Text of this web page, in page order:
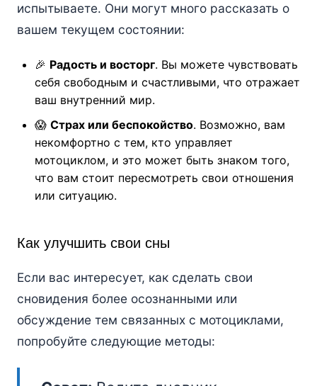
испытываете. Они могут много рассказать о
вашем текущем состоянии:
🎉 Радость и восторг. Вы можете чувствовать
себя свободным и счастливыми, что отражает
ваш внутренний мир.
😱 Страх или беспокойство. Возможно, вам
некомфортно с тем, кто управляет
мотоциклом, и это может быть знаком того,
что вам стоит пересмотреть свои отношения
или ситуацию.
Как улучшить свои сны
Если вас интересует, как сделать свои
сновидения более осознанными или
обсуждение тем связанных с мотоциклами,
попробуйте следующие методы: